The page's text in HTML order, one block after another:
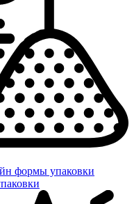
формы упаковки